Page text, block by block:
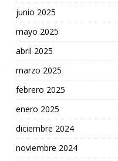
junio 2025
mayo 2025
abril 2025
marzo 2025
febrero 2025
enero 2025
diciembre 2024
noviembre 2024